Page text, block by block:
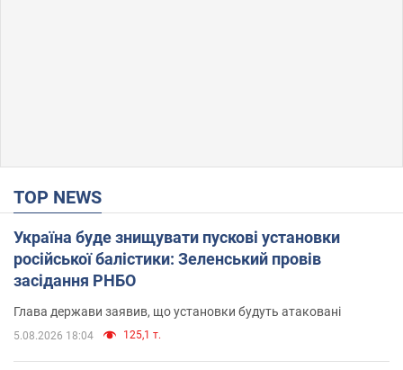
TOP NEWS
Україна буде знищувати пускові установки
російської балістики: Зеленський провів
засідання РНБО
Глава держави заявив, що установки будуть атаковані
5.08.2026 18:04 125,1 т.